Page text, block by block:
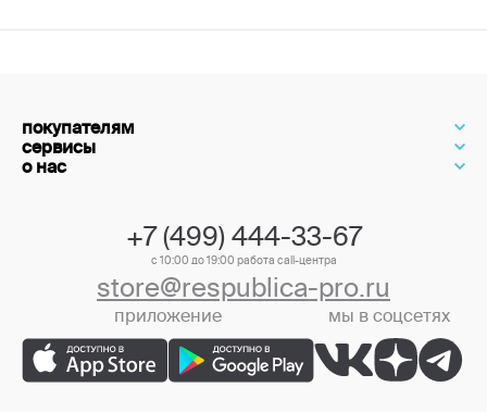
покупателям
сервисы
о нас
+7 (499) 444-33-67
с 10:00 до 19:00 работа call-центра
store@respublica-pro.ru
приложение мы в соцсетях